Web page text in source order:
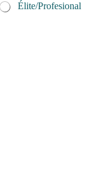
Élite/Profesional